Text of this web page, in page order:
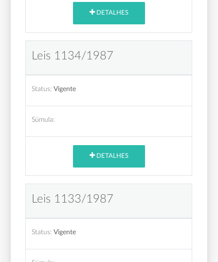
DETALHES
Leis 1134/1987
Status: Vigente
Súmula:
DETALHES
Leis 1133/1987
Status: Vigente